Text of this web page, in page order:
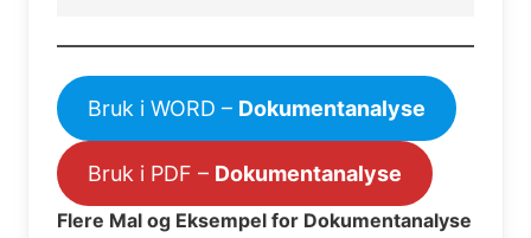
Bruk i WORD – Dokumentanalyse
Bruk i PDF – Dokumentanalyse
Flere Mal og Eksempel for Dokumentanalyse